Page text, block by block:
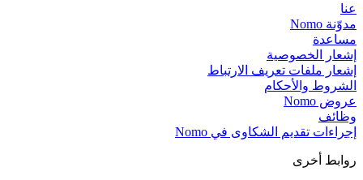
عنا
مدوّنة Nomo
مساعدة
إشعار الخصوصية
إشعار ملفات تعريف الارتباط
الشروط والأحكام
عروض Nomo
وظائف
إجراءات تقديم الشكاوى في Nomo
روابط أخرى